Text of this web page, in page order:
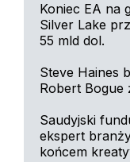
Koniec EA na
Silver Lake
55 mld dol.
Steve Haines
Robert Bogue
Saudyjski
ekspert
końcem